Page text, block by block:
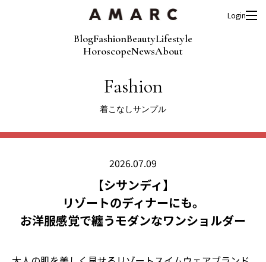
BlogFashionBeautyLifestyle
HoroscopeNewsAbout
Login
Fashion
着こなしサンプル
2026.07.09
【シサンディ】
リゾートのディナーにも。
お洋服感覚で纏うモダンなワンショルダー